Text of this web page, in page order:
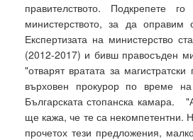
правителството. Подкрепете
министерството, за да оправим
Експертизата на министерство
(2012-2017) и бивш правосъден
"отварят вратата за
върховен прокурор по време
Българската стопанска камара.
ще кажа, че те са некомпетентни.
прочетох тези предложения,